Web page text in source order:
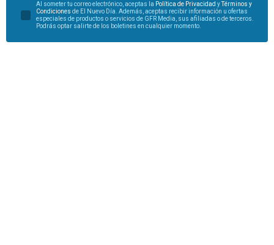
Al someter tu correo electrónico, aceptas la Política de Privacidad yTérminos y
Condiciones de El Nuevo Día. Además, aceptas recibir información u ofertas
especiales de productos o servicios de GFR Media, sus afiliadas o de terceros.
Podrás optar salirte de los boletines en cualquier momento.